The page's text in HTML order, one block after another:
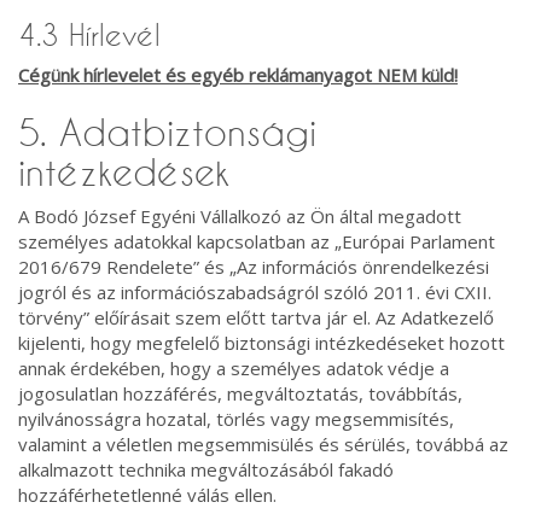
4.3 Hírlevél
Cégünk hírlevelet és egyéb reklámanyagot NEM küld!
5. Adatbiztonsági
intézkedések
A Bodó József Egyéni Vállalkozó az Ön által megadott
személyes adatokkal kapcsolatban az „Európai Parlament
2016/679 Rendelete” és „Az információs önrendelkezési
jogról és az információszabadságról szóló 2011. évi CXII.
törvény” előírásait szem előtt tartva jár el. Az Adatkezelő
kijelenti, hogy megfelelő biztonsági intézkedéseket hozott
annak érdekében, hogy a személyes adatok védje a
jogosulatlan hozzáférés, megváltoztatás, továbbítás,
nyilvánosságra hozatal, törlés vagy megsemmisítés,
valamint a véletlen megsemmisülés és sérülés, továbbá az
alkalmazott technika megváltozásából fakadó
hozzáférhetetlenné válás ellen.